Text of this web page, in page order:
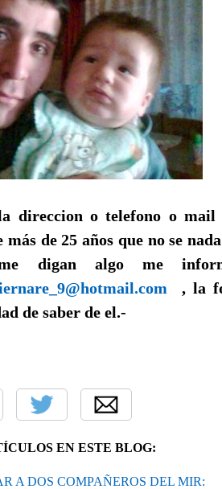
direccion o telefono o mail
de 25 años que no se
digan algo me
, la
de saber de el.-
EN ESTE BLOG:
A DOS COMPAÑEROS DEL MIR: